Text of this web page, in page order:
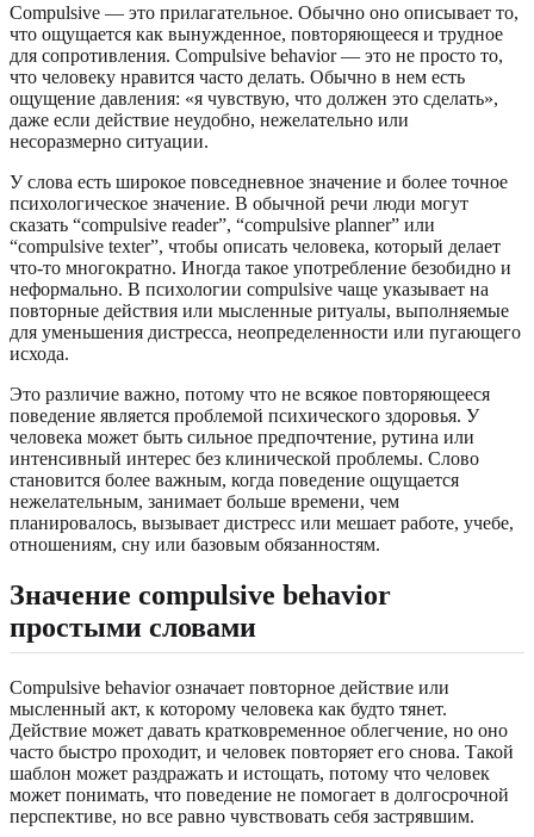
Compulsive — это прилагательное. Обычно оно описывает то,
что ощущается как вынужденное, повторяющееся и трудное
для сопротивления. Compulsive behavior — это не просто то,
что человеку нравится часто делать. Обычно в нем есть
ощущение давления: «я чувствую, что должен это сделать»,
даже если действие неудобно, нежелательно или
несоразмерно ситуации.
У слова есть широкое повседневное значение и более точное
психологическое значение. В обычной речи люди могут
сказать “compulsive reader”, “compulsive planner” или
“compulsive texter”, чтобы описать человека, который делает
что-то многократно. Иногда такое употребление безобидно и
неформально. В психологии compulsive чаще указывает на
повторные действия или мысленные ритуалы, выполняемые
для уменьшения дистресса, неопределенности или пугающего
исхода.
Это различие важно, потому что не всякое повторяющееся
поведение является проблемой психического здоровья. У
человека может быть сильное предпочтение, рутина или
интенсивный интерес без клинической проблемы. Слово
становится более важным, когда поведение ощущается
нежелательным, занимает больше времени, чем
планировалось, вызывает дистресс или мешает работе, учебе,
отношениям, сну или базовым обязанностям.
Значение compulsive behavior
простыми словами
Compulsive behavior означает повторное действие или
мысленный акт, к которому человека как будто тянет.
Действие может давать кратковременное облегчение, но оно
часто быстро проходит, и человек повторяет его снова. Такой
шаблон может раздражать и истощать, потому что человек
может понимать, что поведение не помогает в долгосрочной
перспективе, но все равно чувствовать себя застрявшим.